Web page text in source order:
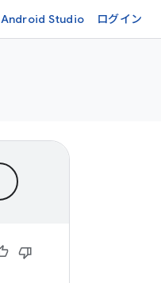
Android Studio ログイン